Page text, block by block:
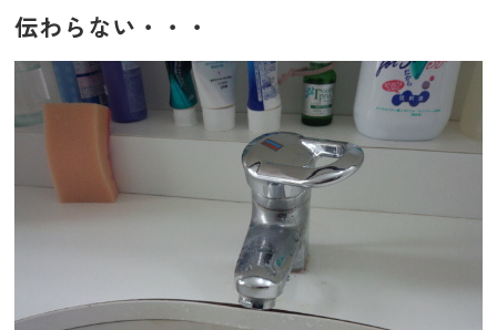
伝わらない・・・